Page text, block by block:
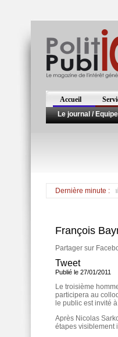
Accueil
Le journal / Equipe
Dernière minute :
a ouvert ses portes en Martinique,
François
Partager sur
Tweet
Publié le 27/01/2011
Le troisième
participera au
le public est invité
Après Nicolas
étapes visiblement